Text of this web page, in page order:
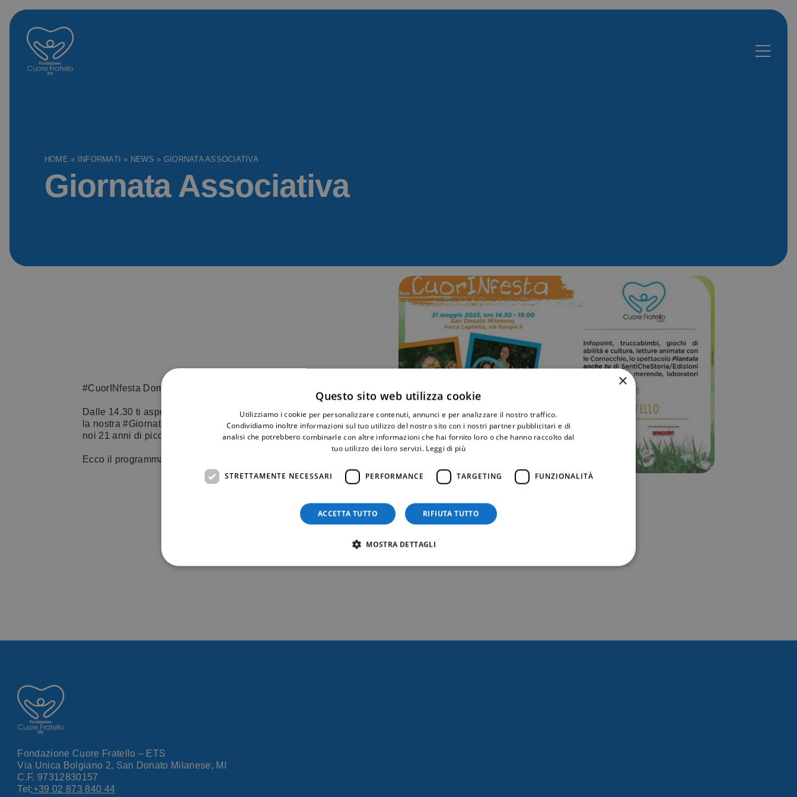
HOME » INFORMATI » NEWS » GIORNATA ASSOCIATIVA
Giornata Associativa
#CuorINfesta Domenica 21 maggio non prendere impegni!
Dalle 14.30 ti aspettiamo al Parco Laghetto di San Donato Milanese per
la nostra #GiornataAssociativa #CuorInFesta, vieni a festeggiare con
noi 21 anni di piccoli cuori curati.
Ecco il programma…
Fondazione Cuore Fratello – ETS
Via Unica Bolgiano 2, San Donato Milanese, MI
C.F. 97312830157
Tel :+39 02 873 840 44
×
Questo sito web utilizza cookie
Utilizziamo i cookie per personalizzare contenuti, annunci e per analizzare il nostro traffico.
Condividiamo inoltre informazioni sul tuo utilizzo del nostro sito con i nostri partner pubblicitari e di
analisi che potrebbero combinarle con altre informazioni che hai fornito loro o che hanno raccolto dal
tuo utilizzo dei loro servizi. Leggi di più
STRETTAMENTE NECESSARI PERFORMANCE TARGETING FUNZIONALITÀ
ACCETTA TUTTO RIFIUTA TUTTO
MOSTRA DETTAGLI